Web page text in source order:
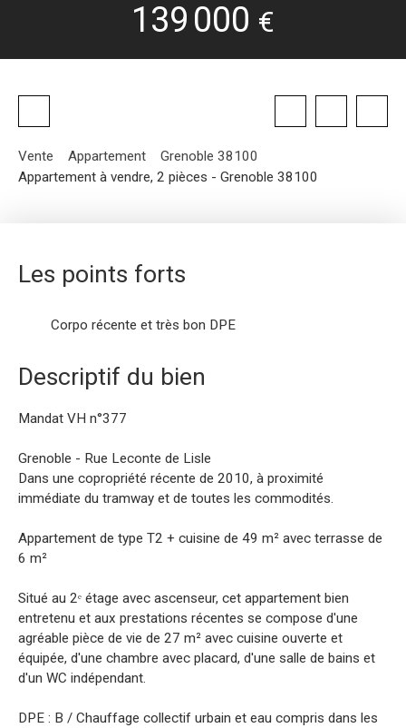
139 000 €
Vente Appartement
Grenoble 38100
Appartement à vendre, 2 pièces - Grenoble 38100
Les points forts
Corpo récente et très bon DPE
Descriptif du bien
Mandat VH n°377
Grenoble - Rue Leconte de Lisle
Dans une copropriété récente de 2010, à proximité
immédiate du tramway et de toutes les commodités.
Appartement de type T2 + cuisine de 49 m² avec terrasse de
6 m²
Situé au 2ᵉ étage avec ascenseur, cet appartement bien
entretenu et aux prestations récentes se compose d'une
agréable pièce de vie de 27 m² avec cuisine ouverte et
équipée, d'une chambre avec placard, d'une salle de bains et
d'un WC indépendant.
DPE : B / Chauffage collectif urbain et eau compris dans les